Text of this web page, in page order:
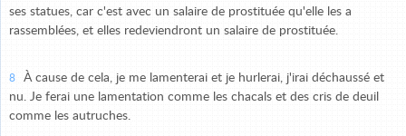
ses statues, car c'est avec un salaire de prostituée qu'elle les a
rassemblées, et elles redeviendront un salaire de prostituée.
8
À cause de cela, je me lamenterai et je hurlerai, j'irai déchaussé et
nu. Je ferai une lamentation comme les chacals et des cris de deuil
comme les autruches.